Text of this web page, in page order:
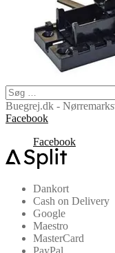
Søg
efter:
Buegrej.dk -
Facebook
Facebook
Dankort
Cash on Delivery
Google
Maestro
MasterCard
PayPal